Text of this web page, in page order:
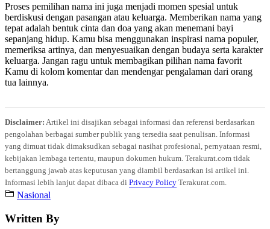
Proses pemilihan nama ini juga menjadi momen spesial untuk
berdiskusi dengan pasangan atau keluarga. Memberikan nama yang
tepat adalah bentuk cinta dan doa yang akan menemani bayi
sepanjang hidup. Kamu bisa menggunakan inspirasi nama populer,
memeriksa artinya, dan menyesuaikan dengan budaya serta karakter
keluarga. Jangan ragu untuk membagikan pilihan nama favorit
Kamu di kolom komentar dan mendengar pengalaman dari orang
tua lainnya.
Disclaimer: Artikel ini disajikan sebagai informasi dan referensi berdasarkan
pengolahan berbagai sumber publik yang tersedia saat penulisan. Informasi
yang dimuat tidak dimaksudkan sebagai nasihat profesional, pernyataan resmi,
kebijakan lembaga tertentu, maupun dokumen hukum. Terakurat.com tidak
bertanggung jawab atas keputusan yang diambil berdasarkan isi artikel ini.
Informasi lebih lanjut dapat dibaca di Privacy Policy Terakurat.com.
Nasional
Written By